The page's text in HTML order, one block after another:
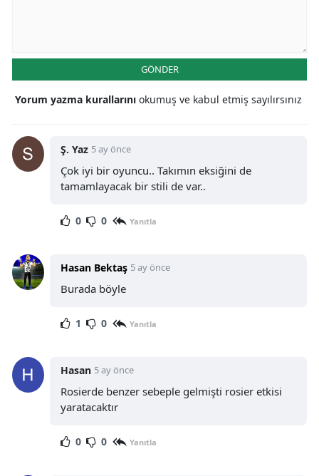
GÖNDER
Yorum yazma kurallarını okumuş ve kabul etmiş sayılırsınız
Ş. Yaz 5 ay önce
Çok iyi bir oyuncu.. Takımın eksiğini de
tamamlayacak bir stili de var..
0 0 Yanıtla
Hasan Bektaş 5 ay önce
Burada böyle
1 0 Yanıtla
Hasan 5 ay önce
Rosierde benzer sebeple gelmişti rosier etkisi
yaratacaktır
0 0 Yanıtla